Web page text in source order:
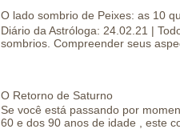
O lado sombrio de Peixes: as 10
Diário da Astróloga: 24.02.21 |
sombrios. Compreender seus
O Retorno de Saturno
Se você está passando por
60 e dos 90 anos de idade , este